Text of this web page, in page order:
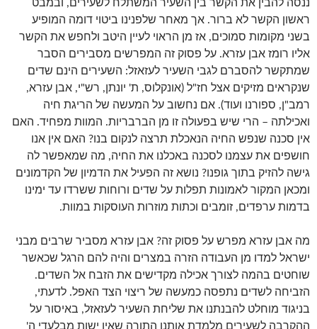
ננסה להבין את הקשר בין השעיר המשתלח לשעירים, ובמבט
ראשון הקשר לא ברור. אך מאחר שלפנינו ביטוי דומה המופיע
בשני מקומות סמוכים, אז מן הראוי לעיין היטב ולחפש את הקשר
אליו רומז אבן עזרא. על פסוק זה המפרשים מסבירים הסבר
שמתקשר להסברם לגבי השעיר לעזאזל: השעירים הינם שדים
שנקראים מזיקים אצל חז"ל (אונקלוס, ת' יונתן, רש"י, אבן עזרא,
רמב"ן, ספורנו ועוד). אם נחשוב על המעשה של הריגת חיה
ואכילתה – הרי שיש בפעולה זו מן הברבריות. המוות מפחיד. האם
אין סכנה שנפש החיה הנאכלת תרצה לנקום בנו? האם אין אנו
חושפים את עצמנו לסכנה באכלנו את החיה, מה שמאפשר לה
גישה להזיק בתוך גופנו? נושא זה הפעיל את הדמיון של הקדמונים
ומכאן המקור לאמונות תפלות על שדים ורוחות ששרדו עד ימינו
בדמות ערפדים, זומבים וכתות מוזרות העוסקות במוות.
מה אבן עזרא מפרש על פסוק זה? אבן עזרא מסביר שרבים מבני
ישראל למדו מן העבודה הזרה במצרים והיה להם הרגל שכאשר
שוחטים בהמה לצורך אכילה מקדישים את הזבח אל השדים.
הזביחה לשדים נתפסה כמעשה של ריצוי הצד האפל. לדעתי,
בניגוד מוחלט להבנתנו את שליחת השעיר לעזאזל, באיסור על
ההקרבה לשעירים מלמדת אותנו התורה שאין ישות מבלעדי ה'